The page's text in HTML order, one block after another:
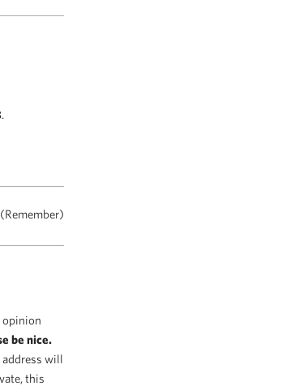
.
opinion
be nice.
address will
this